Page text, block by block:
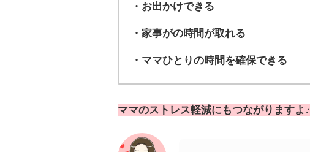
・お出かけできる
・家事がの時間が取れる
・ママひとりの時間を確保できる
ママのストレス軽減にもつながりますよ♪